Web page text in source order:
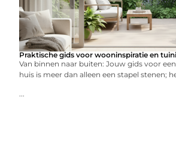
Praktische gids voor wooninspiratie en
Van binnen naar buiten: Jouw gids voor
huis is meer dan alleen een stapel stenen;
...